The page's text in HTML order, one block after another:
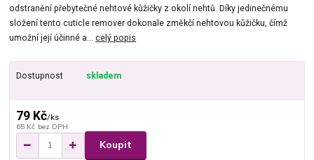
odstranění přebytečné nehtové kůžičky z okolí nehtů. Díky jedinečnému
složení tento cuticle remover dokonale změkčí nehtovou kůžičku, čímž
umožní její účinné a...celý popis
Dostupnost skladem
79 Kč/ks
65 Kč bez DPH
Koupit